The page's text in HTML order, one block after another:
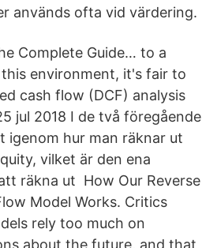
används ofta vid värdering.
Complete Guide… to a
this environment, it's fair to
cash flow (DCF) analysis
jul 2018 I de två föregående
igenom hur man räknar ut
vilket är den ena
räkna ut How Our Reverse
Model Works. Critics
rely too much on
about the future, and that